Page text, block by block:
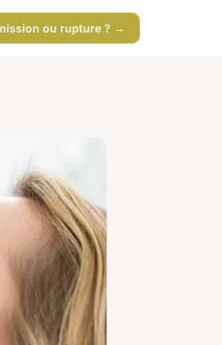
ou rupture ? →